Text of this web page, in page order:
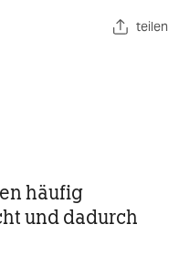
teilen
häufig
und dadurch